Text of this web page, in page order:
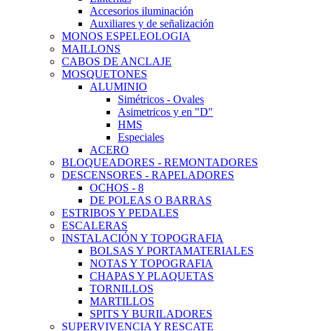
Accesorios iluminación
Auxiliares y de señalización
MONOS ESPELEOLOGIA
MAILLONS
CABOS DE ANCLAJE
MOSQUETONES
ALUMINIO
Simétricos - Ovales
Asimetricos y en "D"
HMS
Especiales
ACERO
BLOQUEADORES - REMONTADORES
DESCENSORES - RAPELADORES
OCHOS - 8
DE POLEAS O BARRAS
ESTRIBOS Y PEDALES
ESCALERAS
INSTALACIÓN Y TOPOGRAFIA
BOLSAS Y PORTAMATERIALES
NOTAS Y TOPOGRAFIA
CHAPAS Y PLAQUETAS
TORNILLOS
MARTILLOS
SPITS Y BURILADORES
SUPERVIVENCIA Y RESCATE